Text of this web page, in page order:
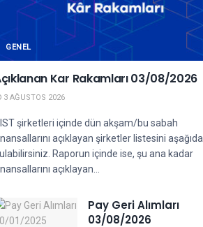
GENEL
Kar Rakamları 03/08/2026
3 AĞUSTOS 2026
şirketleri içinde dün akşam/bu sabah
açıklayan şirketler listesini aşağıda
Raporun içinde ise, şu ana kadar
açıklayan...
Pay Geri Alımları
03/08/2026